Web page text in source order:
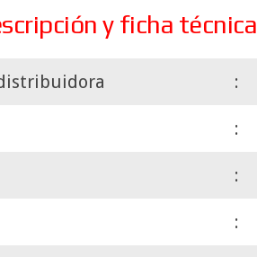
y ficha técnica
:
:
:
: